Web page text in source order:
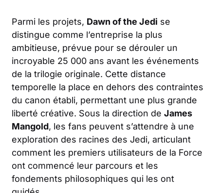
Parmi les projets, Dawn of the Jedi se
distingue comme l’entreprise la plus
ambitieuse, prévue pour se dérouler un
incroyable 25 000 ans avant les événements
de la trilogie originale. Cette distance
temporelle la place en dehors des contraintes
du canon établi, permettant une plus grande
liberté créative. Sous la direction de James
Mangold, les fans peuvent s’attendre à une
exploration des racines des Jedi, articulant
comment les premiers utilisateurs de la Force
ont commencé leur parcours et les
fondements philosophiques qui les ont